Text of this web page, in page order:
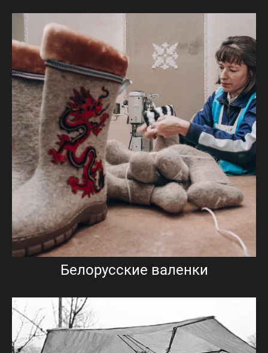
Белорусские валенки